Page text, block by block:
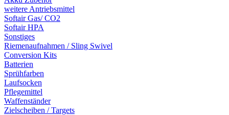
weitere Antriebsmittel
Softair Gas/ CO2
Softair HPA
Sonstiges
Riemenaufnahmen / Sling Swivel
Conversion Kits
Batterien
Sprühfarben
Laufsocken
Pflegemittel
Waffenständer
Zielscheiben / Targets